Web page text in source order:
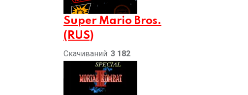
Super Mario Bros.
(RUS)
Скачиваний: 3 182